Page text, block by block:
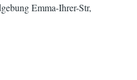
Emma-Ihrer-Str,